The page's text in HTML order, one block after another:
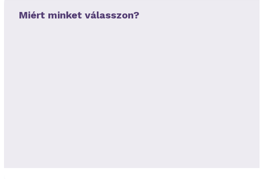
Miért minket válasszon?